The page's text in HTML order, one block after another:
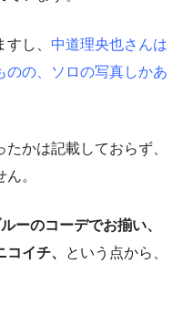
し、 中道理央也さんは
のの、ソロの写真しかあ
かは記載しておらず、
。
ーのコーデでお揃い、
イチ、
という点から、